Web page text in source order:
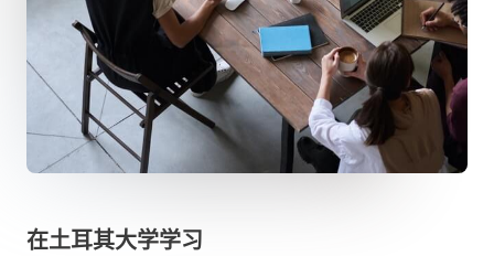
在土耳其大学学习